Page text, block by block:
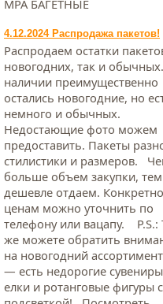
МРА БАГЕТНЫЕ
4.12.2024 Распродажа пакетов!
Распродаем остатки
новогодних, так и
наличии преимущественно
остались новогодние, но
немного и обычных.
Недостающие фото можем
предоставить. Пакеты
стилистики и размеров.
больше объем закупки, тем
дешевле отдаем.
ценам можно уточнить по
телефону или вацапу. Р.S.:
же можете обратить
на новогодний ассортимент
— есть недорогие
елки и ротанговые фигуры с